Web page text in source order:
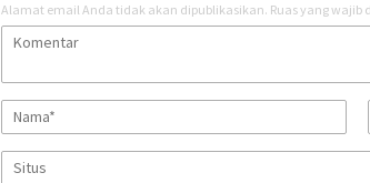
Alamat email Anda tidak akan dipublikasikan. Ruas yang wajib